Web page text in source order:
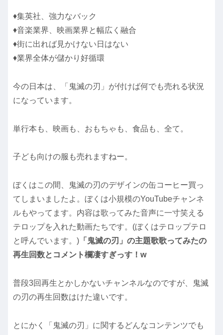
♦集英社、強力なバック
♦音楽業界、映画業界と幅広く融合
♦街に出れば見かけない日はない
♦業界全体が儲かり好循環
今の日本は、「鬼滅の刃」が付けば何でも売れる状況
になっています。
単行本も、映画も、おもちゃも、食品も、全て。
子ども向けの服も売れますねー。
ぼくはこの間、鬼滅の刃のデザインの缶コーヒー買っ
てしまいましたよ。ぼくは小規模のYouTubeチャンネ
ルもやってます。内容は歌ってみた音声に一寸笑える
テロップを入れた動画たちです。(ぼくはテロップテロ
と呼んでいます。) 「鬼滅の刃」の主題歌歌ってみたの
再生回数とコメント欄凄すぎっす！w
普段3回再生とかしかないチャンネルなのですが、鬼滅
の刃の再生回数はけた違いです。
とにかく「鬼滅の刃」に関するどんなコンテンツでも